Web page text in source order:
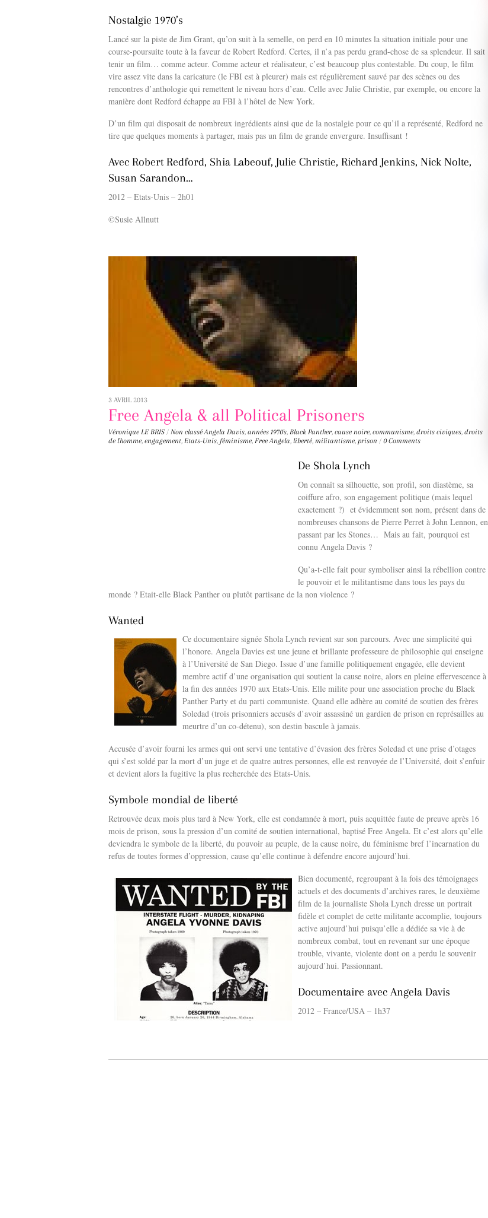
Nostalgie 1970’s
Lancé sur la piste de Jim Grant, qu’on suit à la semelle, on perd en 10 minutes la situation initiale pour une
course-poursuite toute à la faveur de Robert Redford. Certes, il n’a pas perdu grand-chose de sa splendeur. Il sait
tenir un film… comme acteur. Comme acteur et réalisateur, c’est beaucoup plus contestable. Du coup, le film
vire assez vite dans la caricature (le FBI est à pleurer) mais est régulièrement sauvé par des scènes ou des
rencontres d’anthologie qui remettent le niveau hors d’eau. Celle avec Julie Christie, par exemple, ou encore la
manière dont Redford échappe au FBI à l’hôtel de New York.
D’un film qui disposait de nombreux ingrédients ainsi que de la nostalgie pour ce qu’il a représenté, Redford ne
tire que quelques moments à partager, mais pas un film de grande envergure. Insuffisant !
Avec Robert Redford, Shia Labeouf, Julie Christie, Richard Jenkins, Nick Nolte,
Susan Sarandon…
2012 – Etats-Unis – 2h01
©Susie Allnutt
3 AVRIL 2013
Free Angela & all Political Prisoners
Véronique LE BRIS / Non classé Angela Davis, années 1970's, Black Panther, cause noire, communisme, droits civiques, droits
de l'homme, engagement, Etats-Unis, féminisme, Free Angela, liberté, militantisme, prison / 0 Comments
De Shola Lynch
On connaît sa silhouette, son profil, son diastème, sa
coiffure afro, son engagement politique (mais lequel
exactement ?) et évidemment son nom, présent dans de
nombreuses chansons de Pierre Perret à John Lennon, en
passant par les Stones… Mais au fait, pourquoi est
connu Angela Davis ?
Qu’a-t-elle fait pour symboliser ainsi la rébellion contre
le pouvoir et le militantisme dans tous les pays du
monde ? Etait-elle Black Panther ou plutôt partisane de la non violence ?
Wanted
Ce documentaire signée Shola Lynch revient sur son parcours. Avec une simplicité qui
l’honore. Angela Davies est une jeune et brillante professeure de philosophie qui enseigne
à l’Université de San Diego. Issue d’une famille politiquement engagée, elle devient
membre actif d’une organisation qui soutient la cause noire, alors en pleine effervescence à
la fin des années 1970 aux Etats-Unis. Elle milite pour une association proche du Black
Panther Party et du parti communiste. Quand elle adhère au comité de soutien des frères
Soledad (trois prisonniers accusés d’avoir assassiné un gardien de prison en représailles au
meurtre d’un co-détenu), son destin bascule à jamais.
Accusée d’avoir fourni les armes qui ont servi une tentative d’évasion des frères Soledad et une prise d’otages
qui s’est soldé par la mort d’un juge et de quatre autres personnes, elle est renvoyée de l’Université, doit s’enfuir
et devient alors la fugitive la plus recherchée des Etats-Unis.
Symbole mondial de liberté
Retrouvée deux mois plus tard à New York, elle est condamnée à mort, puis acquittée faute de preuve après 16
mois de prison, sous la pression d’un comité de soutien international, baptisé Free Angela. Et c’est alors qu’elle
deviendra le symbole de la liberté, du pouvoir au peuple, de la cause noire, du féminisme bref l’incarnation du
refus de toutes formes d’oppression, cause qu’elle continue à défendre encore aujourd’hui.
Bien documenté, regroupant à la fois des témoignages
actuels et des documents d’archives rares, le deuxième
film de la journaliste Shola Lynch dresse un portrait
fidèle et complet de cette militante accomplie, toujours
active aujourd’hui puisqu’elle a dédiée sa vie à de
nombreux combat, tout en revenant sur une époque
trouble, vivante, violente dont on a perdu le souvenir
aujourd’hui. Passionnant.
Documentaire avec Angela Davis
2012 – France/USA – 1h37